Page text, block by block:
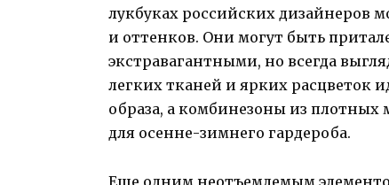
лукбуках российских дизайнеров
и оттенков. Они могут быть
экстравагантными, но всегда
легких тканей и ярких расцветок
образа, а комбинезоны из плотных
для осенне-зимнего гардероба.
Еще одним неотъемлемым